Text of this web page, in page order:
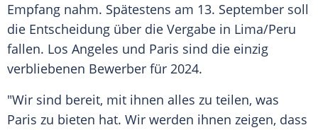
Empfang nahm. Spätestens am 13. September soll
die Entscheidung über die Vergabe in Lima/Peru
fallen. Los Angeles und Paris sind die einzig
verbliebenen Bewerber für 2024.
"Wir sind bereit, mit ihnen alles zu teilen, was
Paris zu bieten hat. Wir werden ihnen zeigen, dass